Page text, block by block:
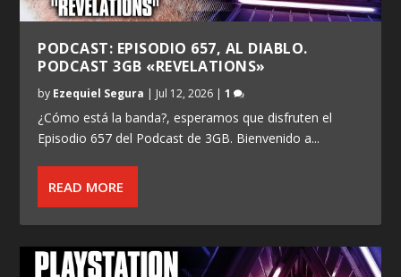
PODCAST: EPISODIO 657, AL DIABLO.
PODCAST 3GB «REVELATIONS»
by Ezequiel Segura | Jul 12, 2026 |1
¿Cómo está la banda?, esperamos que disfruten el
Episodio 657 del Podcast de 3GB. Bienvenido a...
READ MORE